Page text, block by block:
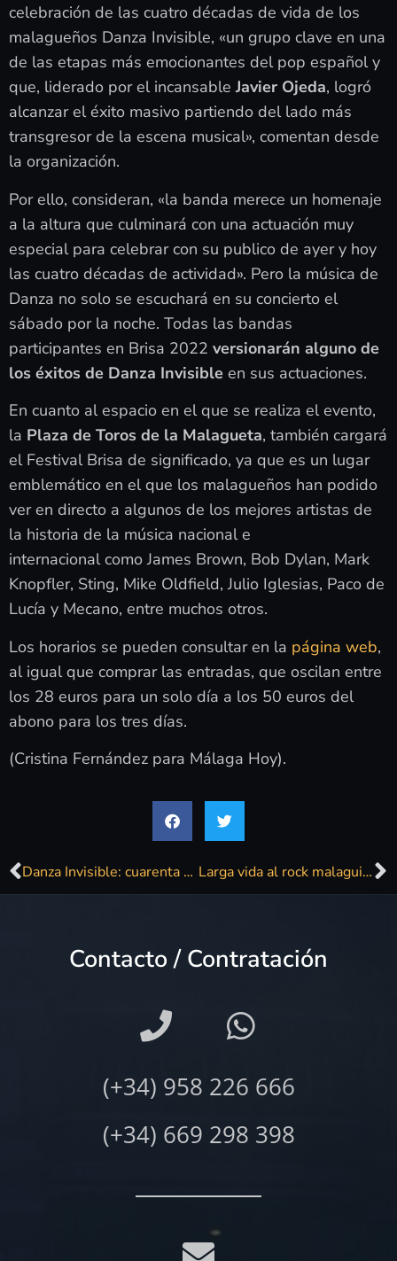
celebración de las cuatro décadas de vida de los
malagueños Danza Invisible, «un grupo clave en una
de las etapas más emocionantes del pop español y
que, liderado por el incansable Javier Ojeda, logró
alcanzar el éxito masivo partiendo del lado más
transgresor de la escena musical», comentan desde
la organización.
Por ello, consideran, «la banda merece un homenaje
a la altura que culminará con una actuación muy
especial para celebrar con su publico de ayer y hoy
las cuatro décadas de actividad». Pero la música de
Danza no solo se escuchará en su concierto el
sábado por la noche. Todas las bandas
participantes en Brisa 2022 versionarán alguno de
los éxitos de Danza Invisible en sus actuaciones.
En cuanto al espacio en el que se realiza el evento,
la Plaza de Toros de la Malagueta, también cargará
el Festival Brisa de significado, ya que es un lugar
emblemático en el que los malagueños han podido
ver en directo a algunos de los mejores artistas de
la historia de la música nacional e
internacional como James Brown, Bob Dylan, Mark
Knopfler, Sting, Mike Oldfield, Julio Iglesias, Paco de
Lucía y Mecano, entre muchos otros.
Los horarios se pueden consultar en la página web,
al igual que comprar las entradas, que oscilan entre
los 28 euros para un solo día a los 50 euros del
abono para los tres días.
(Cristina Fernández para Málaga Hoy).
Danza Invisible: cuarenta años de «música y amistad» Larga vida al rock malaguita
Contacto / Contratación
(+34) 958 226 666
(+34) 669 298 398